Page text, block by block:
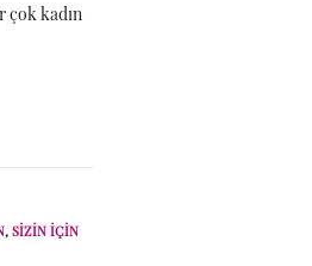
çok kadın
, SIZIN İÇIN